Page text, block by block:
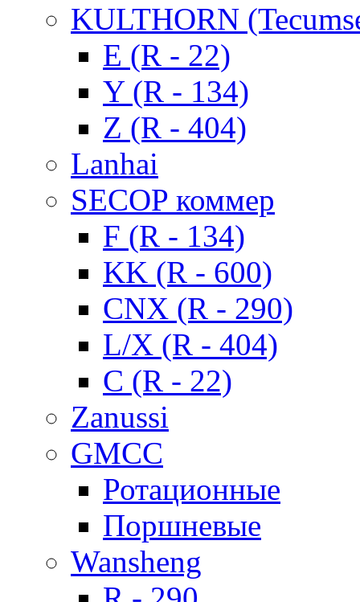
KULTHORN
E (R - 22)
Y (R - 134)
Z (R - 404)
Lanhai
SECOP коммер
F (R - 134)
KK (R - 600)
CNX (R - 290)
L/X (R - 404)
C (R - 22)
Zanussi
GMCC
Ротационные
Поршневые
Wansheng